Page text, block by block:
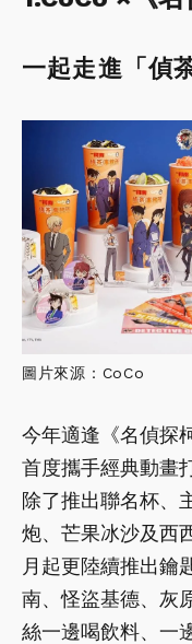
一起走進「偵
圖片來源：CoCo
今年適逢《名偵探
首度攜手經典動畫
除了推出聯名杯、
炮、芒果冰沙及西
月起更陸續推出鑰
南、怪盜基德、灰
絲一邊喝飲料、一